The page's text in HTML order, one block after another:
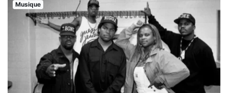
Musique